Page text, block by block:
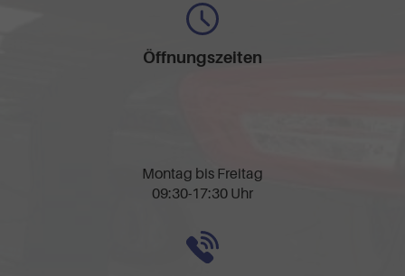
Öffnungszeiten
Montag bis Freitag
09:30-17:30 Uhr